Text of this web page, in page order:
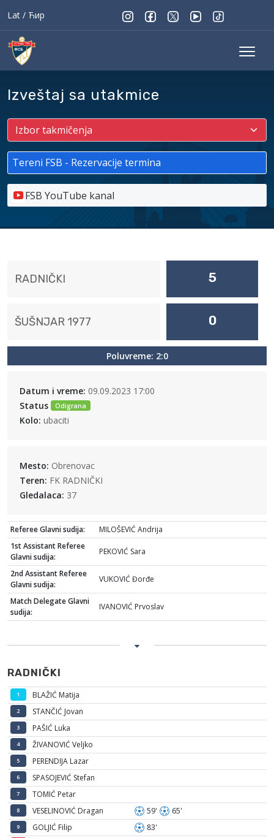
Lat / Ћир
Izveštaj sa utakmice
Tereni FSB - Rezervacije termina
FSB YouTube kanal
RADNIČKI 5
ŠUŠNJAR 1977 0
Poluvreme: 2:0
Datum i vreme: 09.09.2023 17:00
Status
Odigrana
Kolo: ubaciti
Mesto: Obrenovac
Teren: FK RADNIČKI
Gledalaca: 37
Referee Glavni sudija:
MILOŠEVIĆ Andrija
1st Assistant Referee
Glavni sudija:
PEKOVIĆ Sara
2nd Assistant Referee
Glavni sudija:
VUKOVIĆ Đorđe
Match Delegate Glavni
sudija:
IVANOVIĆ Prvoslav
RADNIČKI
1 BLAŽIĆ Matija
2 STANČIĆ Jovan
3 PAŠIĆ Luka
4 ŽIVANOVIĆ Veljko
5 PERENDIJA Lazar
6 SPASOJEVIĆ Stefan
7 TOMIĆ Petar
8 VESELINOVIĆ Dragan 59' 65'
9 GOLJIĆ Filip 83'